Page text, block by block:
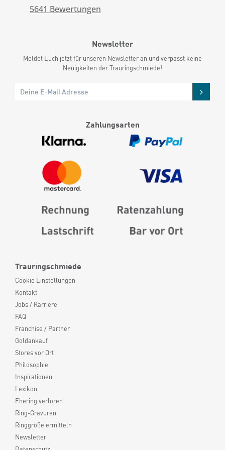
Trauringschmiede
Cookie Einstellungen
Kontakt
Jobs / Karriere
FAQ
Franchise / Partner
Goldankauf
Stores vor Ort
Philosophie
Inspirationen
Lexikon
Ehering verloren
Ring-Gravuren
Ringgröße ermitteln
Newsletter
5641 Bewertungen
Newsletter
Meldet Euch jetzt für unseren Newsletter an und verpasst keine
Neuigkeiten der Trauringschmiede!
Zahlungsarten